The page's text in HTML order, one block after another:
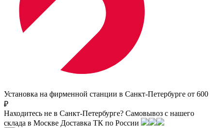
Установка на фирменной станции в Санкт-Петербурге от 600
₽
Находитесь не в Санкт-Петербурге? Самовывоз с нашего
склада в Москве Доставка ТК по России